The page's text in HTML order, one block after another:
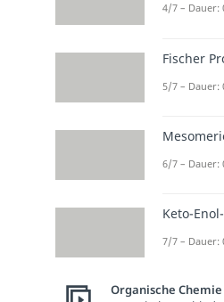
4/7 – Dauer:
Fischer
5/7 – Dauer:
6/7 – Dauer:
Keto-
7/7 – Dauer:
Organische Chemie